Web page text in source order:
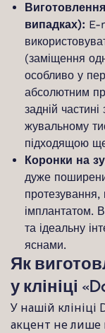
випадках): E-
(заміщення
особливо у
абсолютним
задній
жувальному
підходящою
Коронки на
дуже
протезування,
імплантатом.
та ідеальну
яснами.
Як
у клініці
У нашій
акцент не лише